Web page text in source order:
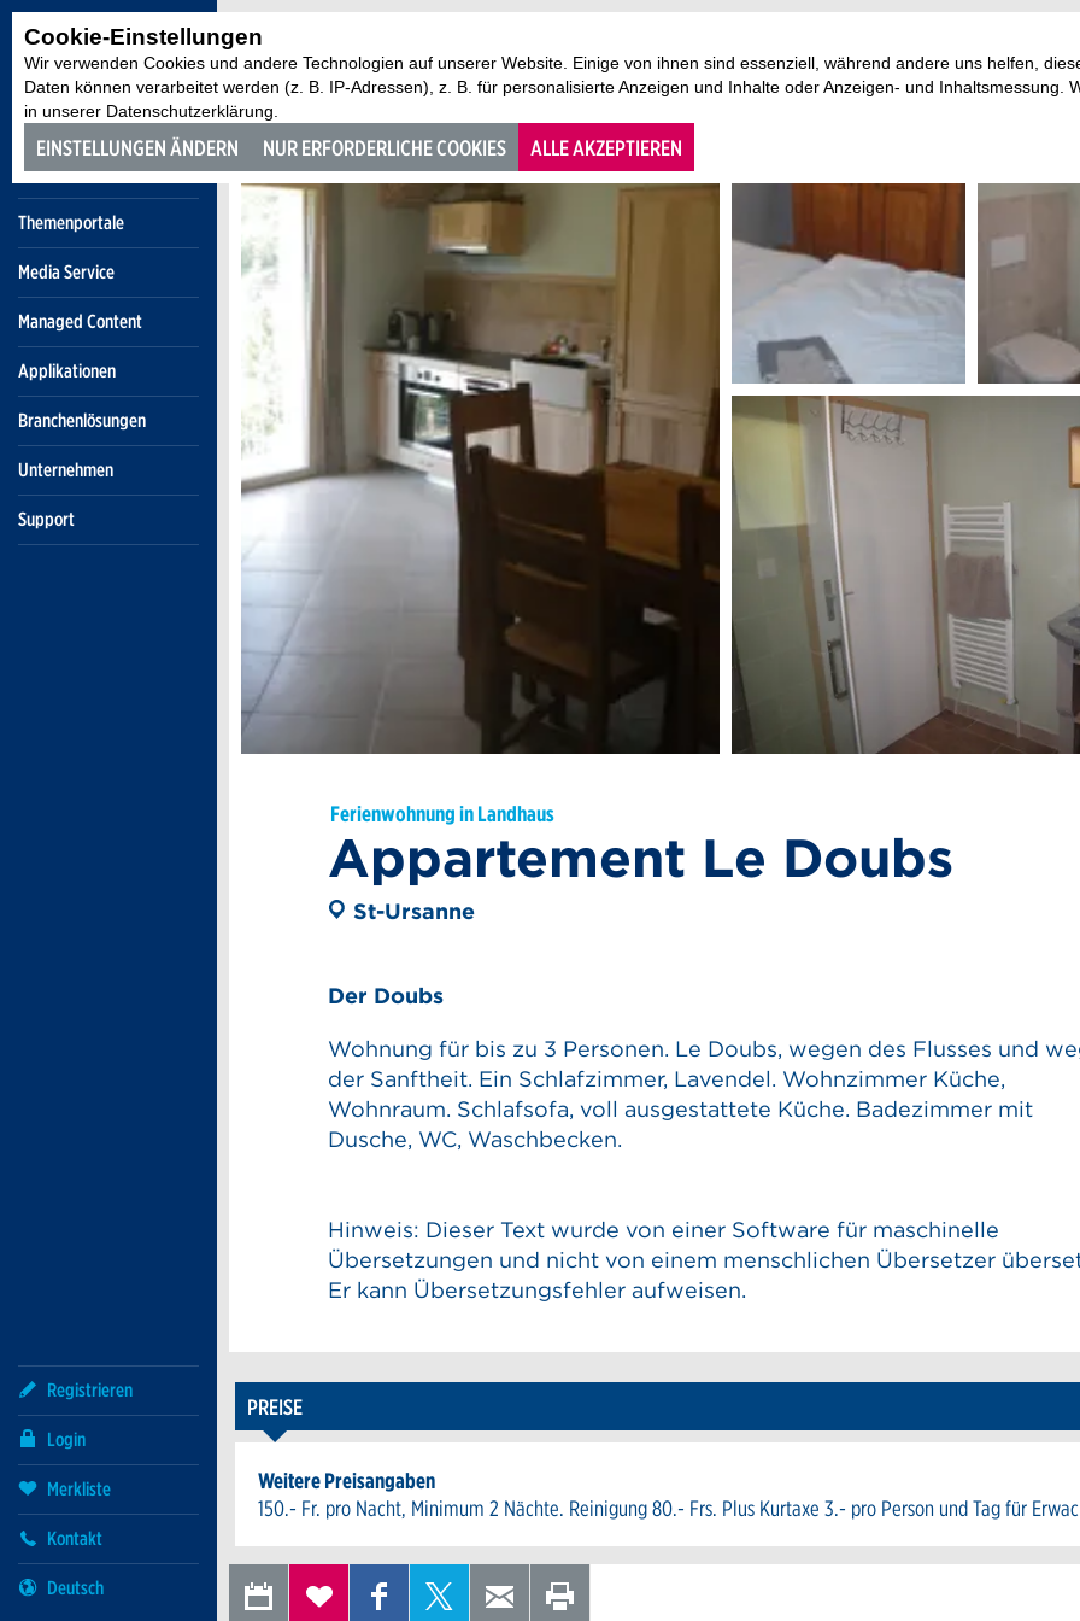
Cookie-Einstellungen
Wir verwenden Cookies und andere Technologien auf unserer Website. Einige von ihnen sind essenziell, während andere uns helfen,
Daten können verarbeitet werden (z. B. IP-Adressen), z. B. für personalisierte Anzeigen und Inhalte oder Anzeigen- und
in unserer Datenschutzerklärung.
EINSTELLUNGEN ÄNDERN NUR ERFORDERLICHE COOKIES ALLE AKZEPTIEREN
Themenportale
Media Service
Managed Content
Applikationen
Branchenlösungen
Unternehmen
Support
Registrieren
Login
Merkliste
Kontakt
Ferienwohnung in Landhaus
Appartement Le Doubs
St-Ursanne
Der Doubs
Wohnung für bis zu 3 Personen. Le Doubs, wegen des Flusses und
der Sanftheit. Ein Schlafzimmer, Lavendel. Wohnzimmer Küche,
Wohnraum. Schlafsofa, voll ausgestattete Küche. Badezimmer mit
Dusche, WC, Waschbecken.
Hinweis: Dieser Text wurde von einer Software für maschinelle
Übersetzungen und nicht von einem menschlichen Übersetzer
Er kann Übersetzungsfehler aufweisen.
PREISE
Weitere Preisangaben
150.- Fr. pro Nacht, Minimum 2 Nächte. Reinigung 80.- Frs. Plus Kurtaxe 3.- pro Person und Tag für
Anzeige beanstanden
IN KALENDER
EXPORTIEREN
ZUR
MERKLISTE
AUF
FACEBOOKTEILEN
PER E-MAIL
WEITEREMPFEHLEN